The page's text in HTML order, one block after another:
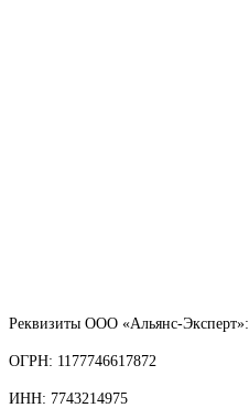
Реквизиты ООО «Альянс-Эксперт»:
ОГРН: 1177746617872
ИНН: 7743214975